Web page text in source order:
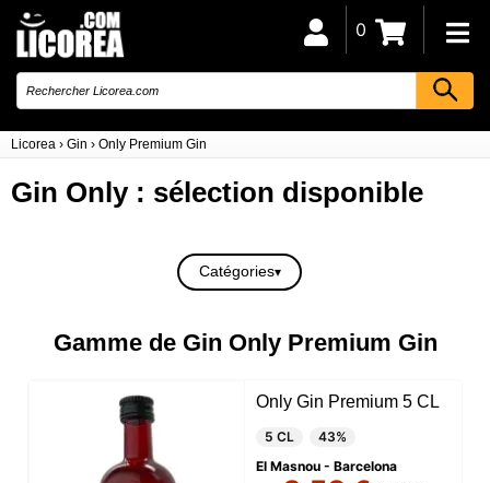
Licorea › Gin › Only Premium Gin
0
Gin Only : sélection disponible
Catégories
Gamme de Gin Only Premium Gin
Only Gin Premium 5 CL
5 CL
43%
El Masnou - Barcelona